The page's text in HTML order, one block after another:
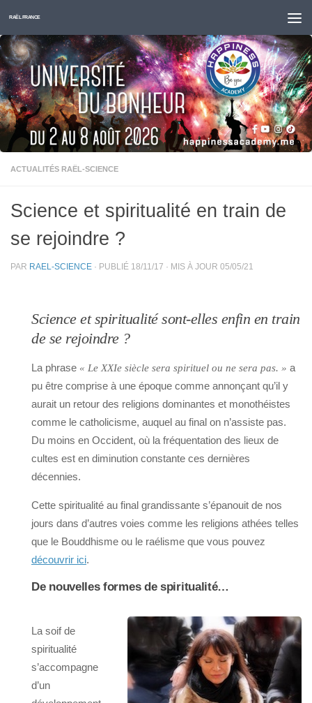
Skip to content
RAËL FRANCE
ACTUALITÉS RAËL-SCIENCE
Science et spiritualité en train de
se rejoindre ?
PAR RAEL-SCIENCE · PUBLIÉ 18/11/17 · MIS À JOUR 05/05/21
Science et spiritualité sont-elles enfin en train
de se rejoindre ?
La phrase « Le XXIe siècle sera spirituel ou ne sera pas. » a
pu être comprise à une époque comme annonçant qu’il y
aurait un retour des religions dominantes et monothéistes
comme le catholicisme, auquel au final on n’assiste pas.
Du moins en Occident, où la fréquentation des lieux de
cultes est en diminution constante ces dernières
décennies.
Cette spiritualité au final grandissante s’épanouit de nos
jours dans d’autres voies comme les religions athées telles
que le Bouddhisme ou le raélisme que vous pouvez
découvrir ici.
De nouvelles formes de spiritualité…
La soif de
spiritualité
s’accompagne
d’un